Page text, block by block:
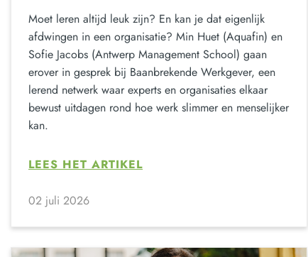
Moet leren altijd leuk zijn? En kan je dat eigenlijk
afdwingen in een organisatie? Min Huet (Aquafin) en
Sofie Jacobs (Antwerp Management School) gaan
erover in gesprek bij Baanbrekende Werkgever, een
lerend netwerk waar experts en organisaties elkaar
bewust uitdagen rond hoe werk slimmer en menselijker
kan.
LEES HET ARTIKEL
02 juli 2026